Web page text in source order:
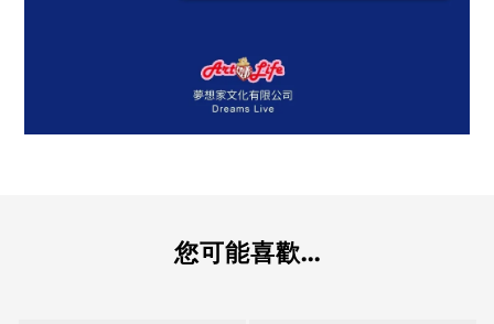
您可能喜歡...